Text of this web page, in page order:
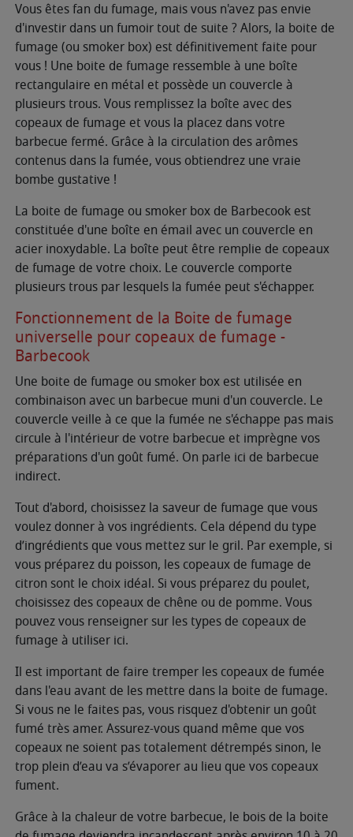
Vous êtes fan du fumage, mais vous n'avez pas envie
d'investir dans un fumoir tout de suite ? Alors, la boite de
fumage (ou smoker box) est définitivement faite pour
vous ! Une boite de fumage ressemble à une boîte
rectangulaire en métal et possède un couvercle à
plusieurs trous. Vous remplissez la boîte avec des
copeaux de fumage et vous la placez dans votre
barbecue fermé. Grâce à la circulation des arômes
contenus dans la fumée, vous obtiendrez une vraie
bombe gustative !
La boite de fumage ou smoker box de Barbecook est
constituée d'une boîte en émail avec un couvercle en
acier inoxydable. La boîte peut être remplie de copeaux
de fumage de votre choix. Le couvercle comporte
plusieurs trous par lesquels la fumée peut s'échapper.
Fonctionnement de la Boite de fumage
universelle pour copeaux de fumage -
Barbecook
Une boite de fumage ou smoker box est utilisée en
combinaison avec un barbecue muni d'un couvercle. Le
couvercle veille à ce que la fumée ne s'échappe pas mais
circule à l'intérieur de votre barbecue et imprègne vos
préparations d'un goût fumé. On parle ici de barbecue
indirect.
Tout d'abord, choisissez la saveur de fumage que vous
voulez donner à vos ingrédients. Cela dépend du type
d’ingrédients que vous mettez sur le gril. Par exemple, si
vous préparez du poisson, les copeaux de fumage de
citron sont le choix idéal. Si vous préparez du poulet,
choisissez des copeaux de chêne ou de pomme. Vous
pouvez vous renseigner sur les types de copeaux de
fumage à utiliser ici.
Il est important de faire tremper les copeaux de fumée
dans l'eau avant de les mettre dans la boite de fumage.
Si vous ne le faites pas, vous risquez d'obtenir un goût
fumé très amer. Assurez-vous quand même que vos
copeaux ne soient pas totalement détrempés sinon, le
trop plein d’eau va s’évaporer au lieu que vos copeaux
fument.
Grâce à la chaleur de votre barbecue, le bois de la boite